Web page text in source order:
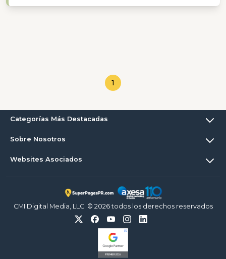
1
Categorías Más Destacadas
Sobre Nosotros
Websites Asociados
CMI Digital Media, LLC. © 2026 todos los derechos reservados